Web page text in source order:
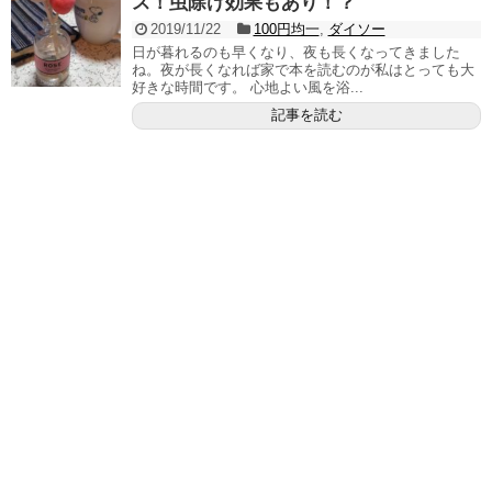
2019/11/22 100円均一, ダイソー
日が暮れるのも早くなり、夜も長くなってきました
ね。夜が長くなれば家で本を読むのが私はとっても大
好きな時間です。 心地よい風を浴...
記事を読む